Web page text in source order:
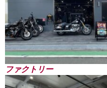
ファクトリー